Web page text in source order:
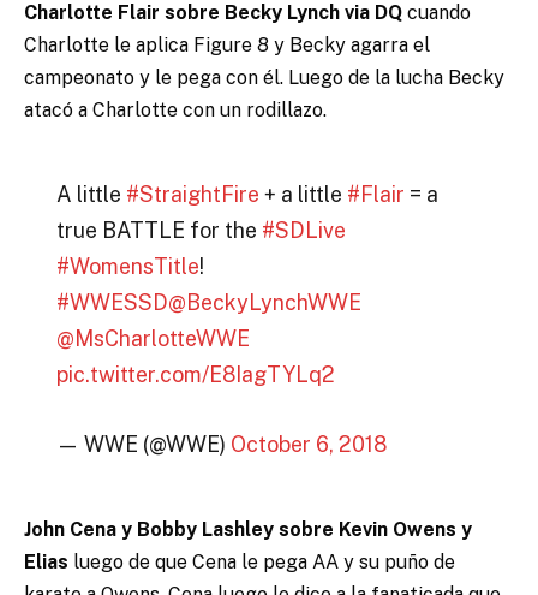
Charlotte Flair sobre Becky Lynch via DQ cuando
Charlotte le aplica Figure 8 y Becky agarra el
campeonato y le pega con él. Luego de la lucha Becky
atacó a Charlotte con un rodillazo.
A little #StraightFire + a little #Flair = a
true BATTLE for the #SDLive
#WomensTitle!
#WWESSD@BeckyLynchWWE
@MsCharlotteWWE
pic.twitter.com/E8IagTYLq2
— WWE (@WWE) October 6, 2018
John Cena y Bobby Lashley sobre Kevin Owens y
Elias luego de que Cena le pega AA y su puño de